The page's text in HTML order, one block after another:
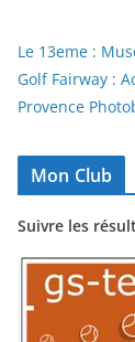
Le 13eme :
Golf Fairway :
Provence
Mon Club
Suivre les